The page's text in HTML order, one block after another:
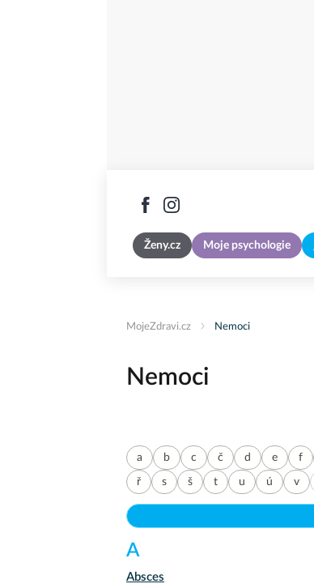
Ženy.cz Moje psychologie
MojeZdravi.cz Nemoci
Nemoci
a b c č d e f
ř s š t u ú v
A
Absces